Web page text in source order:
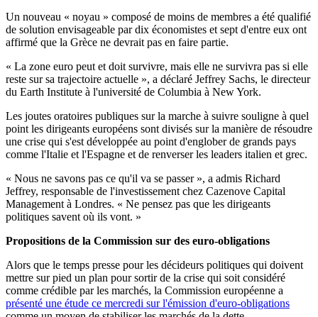
Un nouveau « noyau » composé de moins de membres a été qualifié
de solution envisageable par dix économistes et sept d'entre eux ont
affirmé que la Grèce ne devrait pas en faire partie.
« La zone euro peut et doit survivre, mais elle ne survivra pas si elle
reste sur sa trajectoire actuelle », a déclaré Jeffrey Sachs, le directeur
du Earth Institute à l'université de Columbia à New York.
Les joutes oratoires publiques sur la marche à suivre souligne à quel
point les dirigeants européens sont divisés sur la manière de résoudre
une crise qui s'est développée au point d'englober de grands pays
comme l'Italie et l'Espagne et de renverser les leaders italien et grec.
« Nous ne savons pas ce qu'il va se passer », a admis Richard
Jeffrey, responsable de l'investissement chez Cazenove Capital
Management à Londres. « Ne pensez pas que les dirigeants
politiques savent où ils vont. »
Propositions de la Commission sur des euro-obligations
Alors que le temps presse pour les décideurs politiques qui doivent
mettre sur pied un plan pour sortir de la crise qui soit considéré
comme crédible par les marchés, la Commission européenne a
présenté une étude ce mercredi sur l'émission d'euro-obligations